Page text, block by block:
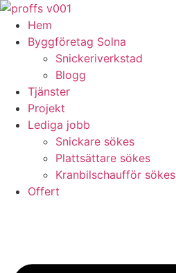
Skip
content
Hem
Byggföretag Solna
Snickeriverkstad
Blogg
Tjänster
Projekt
Lediga jobb
Snickare sökes
Plattsättare sökes
Kranbilschaufför sökes
Offert